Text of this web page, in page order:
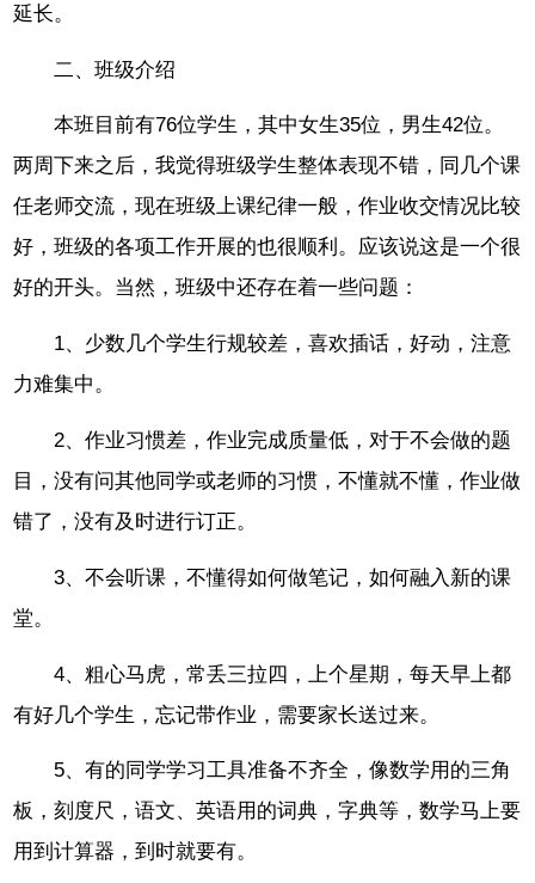
延长。
二、班级介绍
本班目前有76位学生，其中女生35位，男生42位。
两周下来之后，我觉得班级学生整体表现不错，同几个课
任老师交流，现在班级上课纪律一般，作业收交情况比较
好，班级的各项工作开展的也很顺利。应该说这是一个很
好的开头。当然，班级中还存在着一些问题：
1、少数几个学生行规较差，喜欢插话，好动，注意
力难集中。
2、作业习惯差，作业完成质量低，对于不会做的题
目，没有问其他同学或老师的习惯，不懂就不懂，作业做
错了，没有及时进行订正。
3、不会听课，不懂得如何做笔记，如何融入新的课
堂。
4、粗心马虎，常丢三拉四，上个星期，每天早上都
有好几个学生，忘记带作业，需要家长送过来。
5、有的同学学习工具准备不齐全，像数学用的三角
板，刻度尺，语文、英语用的词典，字典等，数学马上要
用到计算器，到时就要有。